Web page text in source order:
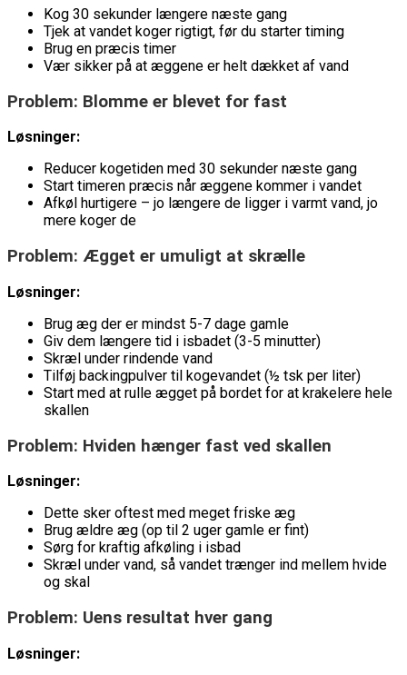
Kog 30 sekunder længere næste gang
Tjek at vandet koger rigtigt, før du starter timing
Brug en præcis timer
Vær sikker på at æggene er helt dækket af vand
Problem: Blomme er blevet for fast
Løsninger:
Reducer kogetiden med 30 sekunder næste gang
Start timeren præcis når æggene kommer i vandet
Afkøl hurtigere – jo længere de ligger i varmt vand, jo
mere koger de
Problem: Ægget er umuligt at skrælle
Løsninger:
Brug æg der er mindst 5-7 dage gamle
Giv dem længere tid i isbadet (3-5 minutter)
Skræl under rindende vand
Tilføj backingpulver til kogevandet (½ tsk per liter)
Start med at rulle ægget på bordet for at krakelere hele
skallen
Problem: Hviden hænger fast ved skallen
Løsninger:
Dette sker oftest med meget friske æg
Brug ældre æg (op til 2 uger gamle er fint)
Sørg for kraftig afkøling i isbad
Skræl under vand, så vandet trænger ind mellem hvide
og skal
Problem: Uens resultat hver gang
Løsninger: